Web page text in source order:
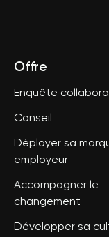
Offre
Enquête
Conseil
Déployer sa
employeur
Accompagner le
changement
Développer sa